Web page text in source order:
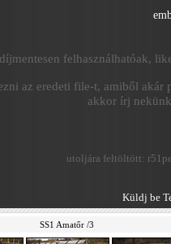
felhasználhatóak,
az eredeti file-t, amiből akár
akkor írj
utoljára feltöltött:
Küldj be
SS1 Amatőr /3